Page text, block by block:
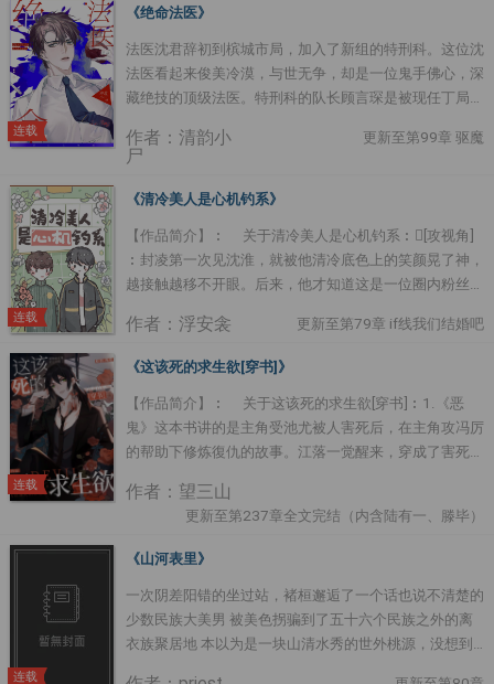
连载
《绝命法医》
法医沈君辞初到槟城市局，加入了新组的特刑科。这位沈
法医看起来俊美冷漠，与世无争，却是一位鬼手佛心，深
藏绝技的顶级法医。特刑科的队长顾言琛是被现任丁局从
能力。第一眼看到沈君辞，顾言琛就有一种似曾相识之
邻居，进展为最好的搭档。在共同破案的过程之中，顾言
波澜，逐渐形成飓风。时间的尘封之下，是鲜血与生命铸
造的不灭之光。如果你想与黑暗为敌，我愿意做你手裡最
准的那支枪。1、非典型性重生 2、病弱微病娇受×冷静执
着攻 3、双洁，架空 封面画手：ARowe ....
作者：清韵小
尸
更新至第99章 驱魔
连载
《清冷美人是心机钓系》
【作品简介】︰ 关于清冷美人是心机钓系︰[攻视角]
︰封凌第一次见沈淮，就被他清冷底色上的笑颜晃了神，
越接触越移不开眼。后来，他才知道这是一位圈内粉丝无
的演员和爱豆更是层出不穷，小尾巴一样跟在他身后。封
凌逐渐暴躁，而沈淮始终冷冷清清，不对他做任何明确回
领域，不给任何人看时，他刷两人cp超话，刷到了让他
瞳孔地震的东西。“啊啊啊钓系沈淮又开始 ....
作者：浮安衾 更新至第79章 if线我们结婚吧
连载
《这该死的求生欲[穿书]》
【作品简介】︰ 关于这该死的求生欲[穿书]︰1.《恶
鬼》这本书讲的是主角受池尤被人害死后，在主角攻冯厉
的帮助下修炼復仇的故事。江落一觉醒来，穿成了害死主
身害死。葬礼上，江落被人推到了棺材前。眼前的主角受
遗容安静，嘴角还带着笑。江落却知道身边有一个恶鬼正
阴森森地看着他，想要将他折磨致死。求生欲沖到了临界
流过他漂亮的脸庞，“池尤，我好爱你，求求你 ....
作者：望三山
更新至第237章全文完结（内含陆有一、滕毕）
连载
《山河表里》
一次阴差阳错的坐过站，褚桓邂逅了一个话也说不清楚的
少数民族大美男 被美色拐骗到了五十六个民族之外的离
衣族聚居地 本以为是一块山清水秀的世外桃源，没想到